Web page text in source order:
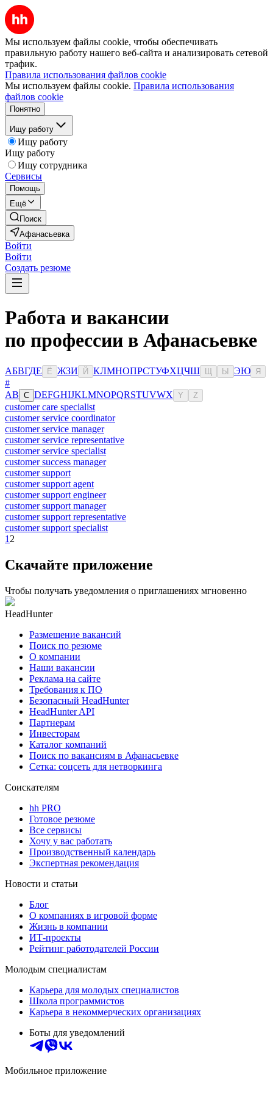
Мы используем файлы cookie, чтобы обеспечивать
правильную работу нашего веб-сайта и анализировать сетевой
трафик.
Правила использования файлов cookie
Мы используем файлы cookie. Правила использования
файлов cookie
Понятно
Ищу работу
Ищу работу
Ищу работу
Ищу сотрудника
Сервисы
Помощь
Ещё
Поиск
Афанасьевка
Войти
Войти
Создать резюме
Работа и вакансии
по профессии в Афанасьевке
АБВГДЕ Ё ЖЗИ Й КЛМНОПРСТУФХЦЧШ Ы ЭЮ Я
#
AB C DEFGHIJKLMNOPQRSTUVWX Y Z
customer care specialist
customer service coordinator
customer service manager
customer service representative
customer service specialist
customer success manager
customer support
customer support agent
customer support engineer
customer support manager
customer support representative
customer support specialist
1 2
Скачайте приложение
Чтобы получать уведомления о приглашениях мгновенно
HeadHunter
Размещение вакансий
Поиск по резюме
О компании
Наши вакансии
Реклама на сайте
Требования к ПО
Безопасный HeadHunter
HeadHunter API
Партнерам
Инвесторам
Каталог компаний
Поиск по вакансиям в Афанасьевке
Сетка: соцсеть для нетворкинга
Соискателям
hh PRO
Готовое резюме
Все сервисы
Хочу у вас работать
Производственный календарь
Экспертная рекомендация
Новости и статьи
Блог
О компаниях в игровой форме
Жизнь в компании
ИТ-проекты
Рейтинг работодателей России
Молодым специалистам
Карьера для молодых специалистов
Школа программистов
Карьера в некоммерческих организациях
Боты для уведомлений
Мобильное приложение